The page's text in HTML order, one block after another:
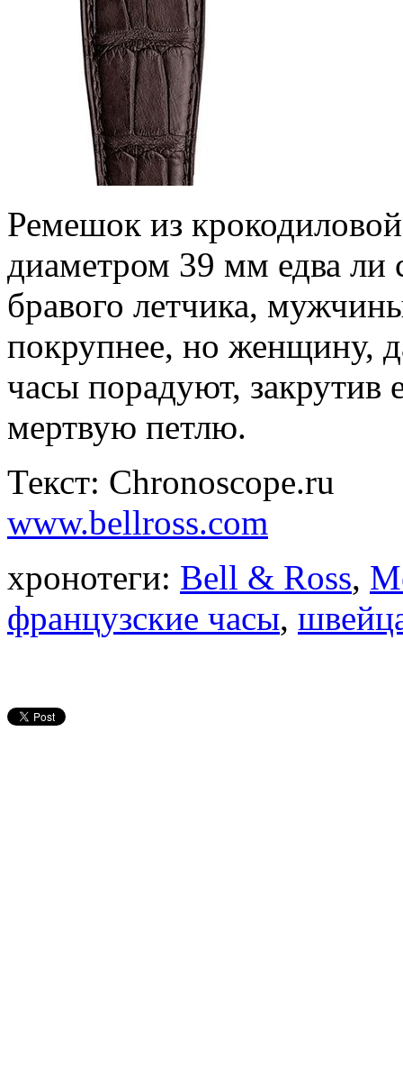
Ремешок из
диаметром 39 мм едва ли
бравого летчика,
покрупнее, но женщину,
часы порадуют, закрутив
мертвую петлю.
Текст: Chronoscope.ru
www.bellross.com
хронотеги: Bell & Ross,
французские часы,